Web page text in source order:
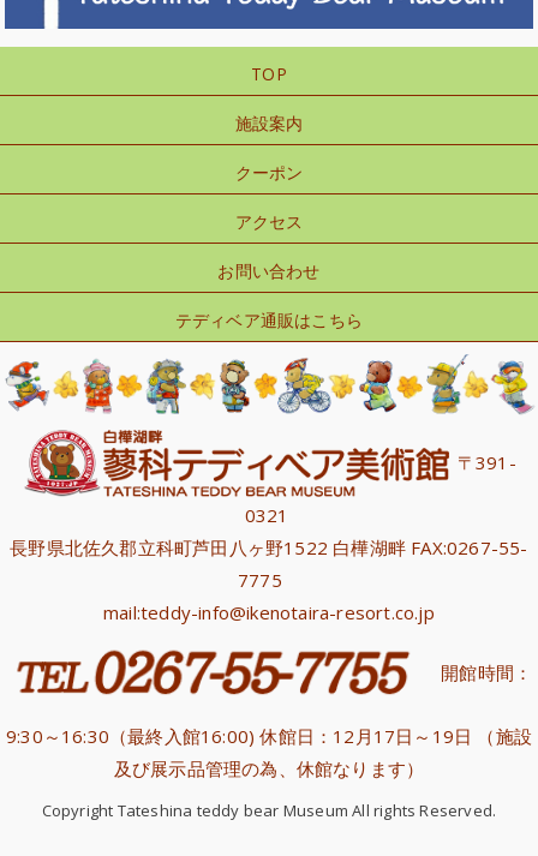
TOP
施設案内
クーポン
アクセス
お問い合わせ
テディベア通販はこちら
〒391-
0321
長野県北佐久郡立科町芦田八ヶ野1522 白樺湖畔 FAX:0267-55-
7775
mail:teddy-info@ikenotaira-resort.co.jp
開館時間：
9:30～16:30（最終入館16:00) 休館日：12月17日～19日 （施設
及び展示品管理の為、休館なります）
Copyright Tateshina teddy bear Museum All rights Reserved.